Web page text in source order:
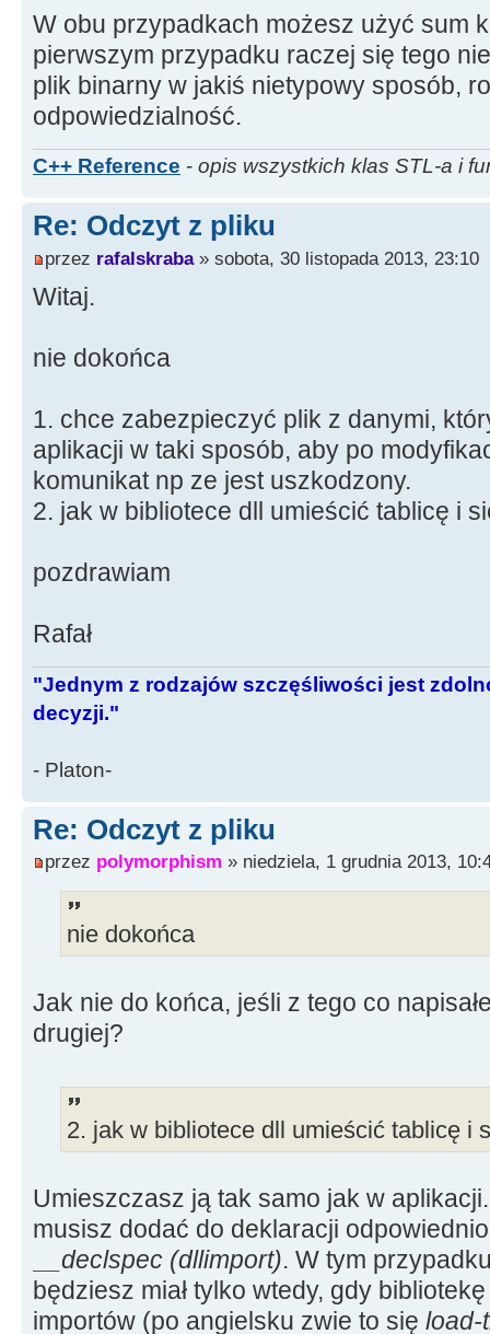
W obu przypadkach możesz użyć sum
pierwszym przypadku raczej się tego
plik binarny w jakiś nietypowy sposób,
odpowiedzialność.
C++ Reference - opis wszystkich klas STL-a i
Re: Odczyt z pliku
przez rafalskraba» sobota, 30 listopada 2013, 23:10
Witaj.
nie dokońca
1. chce zabezpieczyć plik z danymi,
aplikacji w taki sposób, aby po
komunikat np ze jest uszkodzony.
2. jak w bibliotece dll umieścić tablicę i
pozdrawiam
Rafał
"Jednym z rodzajów szczęśliwości jest
decyzji."
- Platon-
Re: Odczyt z pliku
przez polymorphism » niedziela, 1 grudnia 2013,
nie dokońca
Jak nie do końca, jeśli z tego co
drugiej?
2. jak w bibliotece dll umieścić tablicę i
Umieszczasz ją tak samo jak w
musisz dodać do deklaracji
__declspec (dllimport). W tym
będziesz miał tylko wtedy, gdy
importów (po angielsku zwie to się load-